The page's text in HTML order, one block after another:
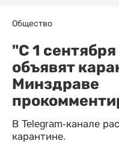
Общество
"С 1
объявят
Минздраве
В Telegram-канале
карантине.